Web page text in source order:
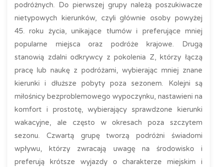
podróżnych. Do pierwszej grupy należą poszukiwacze
nietypowych kierunków, czyli głównie osoby powyżej
45. roku życia, unikające tłumów i preferujące mniej
popularne miejsca oraz podróże krajowe. Drugą
stanowią zdalni odkrywcy z pokolenia Z, którzy łączą
pracę lub naukę z podróżami, wybierając mniej znane
kierunki i dłuższe pobyty poza sezonem. Kolejni są
miłośnicy bezproblemowego wypoczynku, nastawieni na
komfort i prostotę, wybierający sprawdzone kierunki
wakacyjne, ale często w okresach poza szczytem
sezonu. Czwartą grupę tworzą podróżni świadomi
wpływu, którzy zwracają uwagę na środowisko i
preferują krótsze wyjazdy o charakterze miejskim i